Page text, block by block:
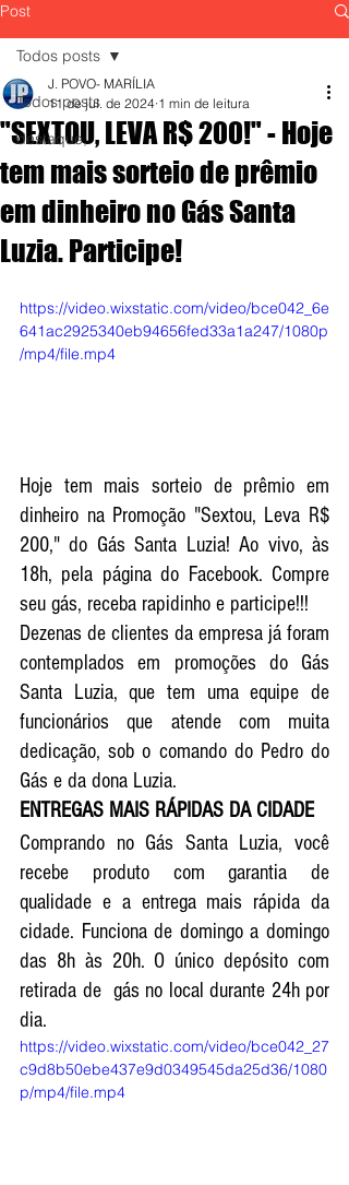
Post
Todos posts
destaque,
Todos posts
"SEXTOU, LEVA R$ 200!" - Hoje
tem mais sorteio de prêmio
em dinheiro no Gás Santa
Luzia. Participe!
J. POVO- MARÍLIA
11 de jul. de 2024 1 min de leitura
https://video.wixstatic.com/video/bce042_6e
641ac2925340eb94656fed33a1a247/1080p
/mp4/file.mp4
Hoje tem mais sorteio de prêmio em
dinheiro na Promoção "Sextou, Leva R$
200," do Gás Santa Luzia! Ao vivo, às
18h, pela página do Facebook. Compre
seu gás, receba rapidinho e participe!!!
Dezenas de clientes da empresa já foram
contemplados em promoções do Gás
Santa Luzia, que tem uma equipe de
funcionários que atende com muita
dedicação, sob o comando do Pedro do
Gás e da dona Luzia.
ENTREGAS MAIS RÁPIDAS DA CIDADE
Comprando no Gás Santa Luzia, você
recebe produto com garantia de
qualidade e a entrega mais rápida da
cidade. Funciona de domingo a domingo
das 8h às 20h. O único depósito com
retirada de  gás no local durante 24h por
dia.
https://video.wixstatic.com/video/bce042_27
c9d8b50ebe437e9d0349545da25d36/1080
p/mp4/file.mp4